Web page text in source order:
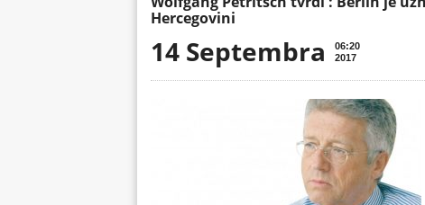
Hercegovini
14 Septembra
06:20
2017